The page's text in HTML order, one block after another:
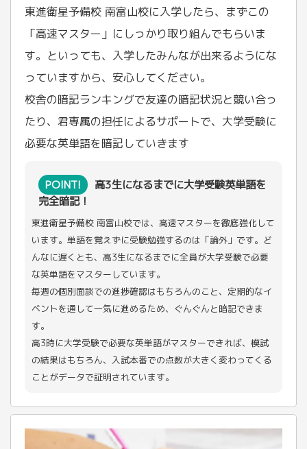
東進衛星予備校 南富山校に入学したら、まずこの
「高速マスター」にしっかり取り組んでもらいま
す。といっても、入学したみんなが出来るようにな
っていますから、安心してください。
校舎の暗記ランキングで友達の暗記状況と競い合っ
たり、君専属の担任によるサポートで、大学受験に
必要な英単語を暗記していきます
POINT!
高3生になるまでに大学受験英単語を
完全暗記！
東進衛星予備校 南富山校では、高速マスターを徹底強化して
います。単語を覚えずに受験勉強するのは「論外」です。ど
んなに遅くとも、高3生になるまでに全員が大学受験で必要
な英単語をマスターしています。
毎週の個別面談での進捗確認はもちろんのこと、定期的なイ
ベントを通して一気に進めるため、ぐんぐんと暗記できま
す。
高3時に大学受験で必要な英単語がマスターできれば、模試
の結果はもちろん、入試本番での点数が大きく変わってくる
ことがデータで証明されています。